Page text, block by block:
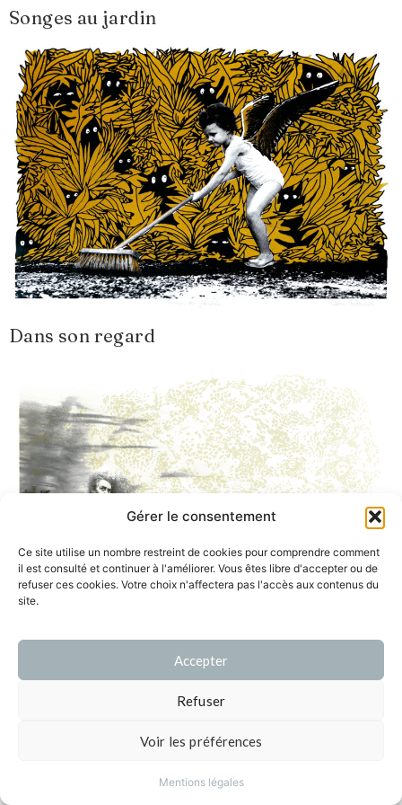
Gérer le consentement
Ce site utilise un nombre restreint de cookies pour comprendre comment
il est consulté et continuer à l'améliorer. Vous êtes libre d'accepter ou de
refuser ces cookies. Votre choix n'affectera pas l'accès aux contenus du
site.
Accepter
Refuser
Voir les préférences
Mentions légales
Songes au jardin
Dans son regard
© Clara Audureau